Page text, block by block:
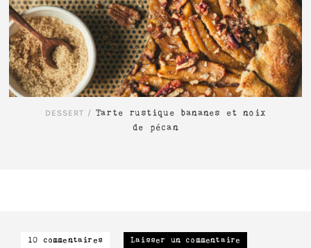
LIRE L'ARTICLE
DESSERT / Tarte rustique bananes et noix
de pécan
10 commentaires Laisser un commentaire